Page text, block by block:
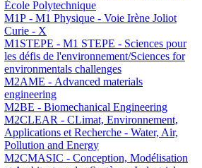
École Polytechnique
M1P - M1 Physique - Voie Irène Joliot
Curie - X
M1STEPE - M1 STEPE - Sciences pour
les défis de l'environnement/Sciences for
environmentals challenges
M2AME - Advanced materials
engineering
M2BE - Biomechanical Engineering
M2CLEAR - CLimat, Environnement,
Applications et Recherche - Water, Air,
Pollution and Energy
M2CMASIC - Conception, Modélisation